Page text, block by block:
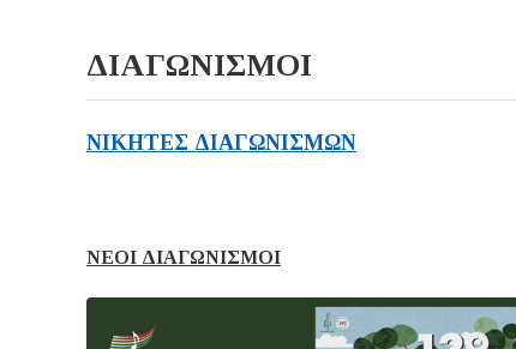
ΔΙΑΓΩΝΙΣΜΟΙ
ΝΙΚΗΤΕΣ ΔΙΑΓΩΝΙΣΜΩΝ
ΝΕΟΙ ΔΙΑΓΩΝΙΣΜΟΙ